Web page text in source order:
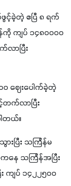
ခဲ့တဲ့ ဧပြီ ၈ ရက်
ကျပ် ၁၄၈၀၀၀၀
လာပြီး
ဈေးပေါက်ခဲ့တဲ့
တက်လာပြီး
တယ်။
ပြီး သင်္ကြန်မ
ေ သင်္ကြန်အပြီး
ကျပ် ၁၄၂၂၅၀၀